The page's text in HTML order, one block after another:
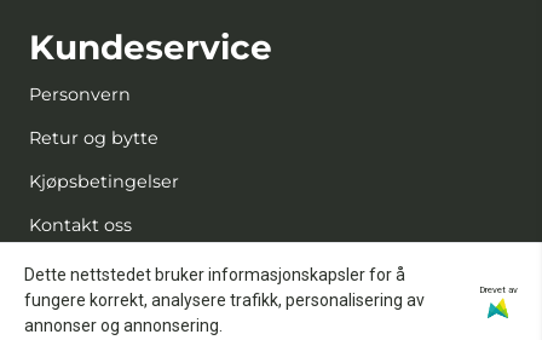
Kundeservice
Personvern
Retur og bytte
Kjøpsbetingelser
Kontakt oss
Reparasjon og service
Innbytte
Dette nettstedet bruker informasjonskapsler for å
fungere korrekt, analysere trafikk, personalisering av
annonser og annonsering.
Drevet av